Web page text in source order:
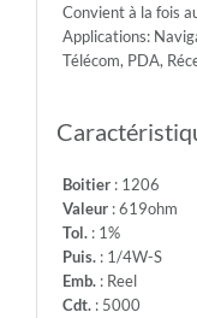
Convient à la fois
Applications:
Télécom, PDA,
Boitier: 1206
Valeur: 619ohm
Tol.: 1%
Puis.: 1/4W-S
Emb.: Reel
Cdt.: 5000